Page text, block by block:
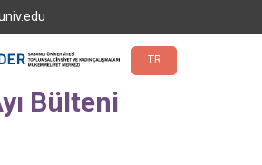
TR
Bülteni